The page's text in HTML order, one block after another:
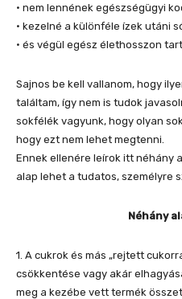
• nem lennének egészségügyi
• kezelné a különféle ízek utáni
• és végül egész élethosszon
Sajnos be kell vallanom, hogy
találtam, így nem is tudok
sokfélék vagyunk, hogy olyan
hogy ezt nem lehet megtenni.
Ennek ellenére leírok itt néhány
alap lehet a tudatos, személyre
Néhány
1. A cukrok és más „rejtett
csökkentése vagy akár
meg a kezébe vett termék